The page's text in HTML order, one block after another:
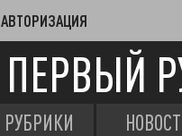
АВТОРИЗАЦИЯ
ПЕРВЫЙ
РУБРИКИ